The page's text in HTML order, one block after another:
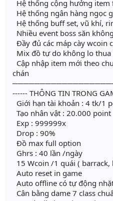
Hệ thống cộng hưởng
Hệ thống ngân hàng ngọc
Hệ thống buff set, vũ khí,
Nhiều event boss săn
Đầy đủ các máp cày wcoin
Mix đồ tự do không lo
Cập nhập item mới theo
chán
------ THÔNG TIN TRONG
Giới hạn tài khoản : 4 tk/1
Tạo nhân vật : 20.000 point
Exp : 999999x
Drop : 90%
Đồ max full option
Ghrs : 40 lần /ngày
15 Wcoin /1 quái ( barrack,
Auto reset in game
Auto offline có tự động
Cân bằng dame 7 class